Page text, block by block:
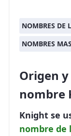
NOMBRES DE
NOMBRES
Origen
nombre
Knight se
nombre de